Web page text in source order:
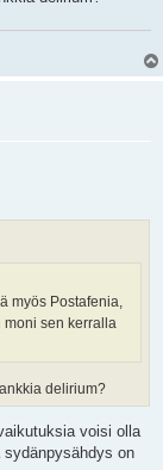
myös Postafenia,
moni sen kerralla
delirium?
voisi olla
on